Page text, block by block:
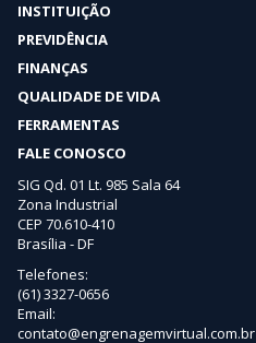
INSTITUIÇÃO
PREVIDÊNCIA
FINANÇAS
QUALIDADE DE VIDA
FERRAMENTAS
FALE CONOSCO
SIG Qd. 01 Lt. 985 Sala 64
Zona Industrial
CEP 70.610-410
Brasília - DF
Telefones:
(61) 3327-0656
Email:
contato@engrenagemvirtual.com.br